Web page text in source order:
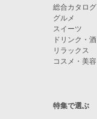
総合カタログ
グルメ
スイーツ
ドリンク・酒
リラックス
コスメ・美容
特集で選ぶ